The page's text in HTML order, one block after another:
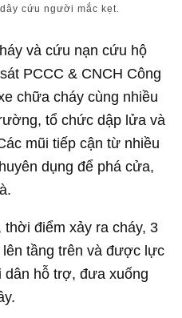
cứu người mắc kẹt.
và cứu nạn cứu hộ
PCCC & CNCH Công
chữa cháy cùng nhiều
tổ chức dập lửa và
mũi tiếp cận từ nhiều
dụng để phá cửa,
điểm xảy ra cháy, 3
tầng trên và được lực
hỗ trợ, đưa xuống